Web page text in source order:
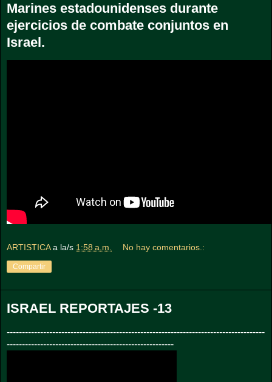
Marines estadounidenses durante
ejercicios de combate conjuntos en
Israel.
ARTISTICA a la/s 1:58 a.m. No hay comentarios.:
Compartir
ISRAEL REPORTAJES -13
-------------------------------------------------------------------------------------
-------------------------------------------------------